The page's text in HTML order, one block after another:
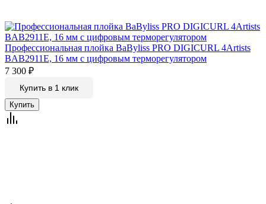
Профессиональная плойка BaByliss PRO DIGICURL 4Artists
BAB2911E, 16 мм с цифровым терморегулятором
7 300 ₽
Купить в 1 клик